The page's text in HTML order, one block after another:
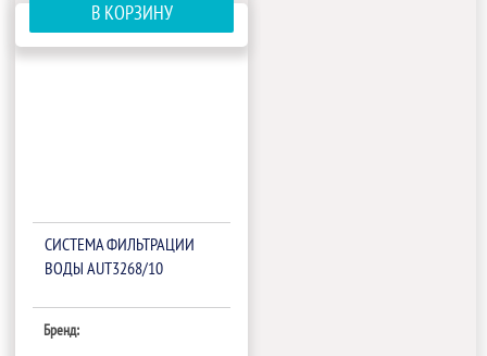
В КОРЗИНУ
СИСТЕМА ФИЛЬТРАЦИИ
ВОДЫ AUT3268/10
Бренд: